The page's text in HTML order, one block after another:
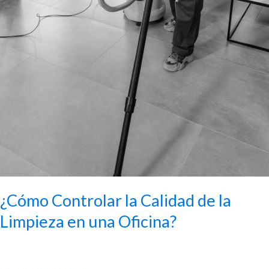
¿Cómo Controlar la Calidad de la
Limpieza en una Oficina?